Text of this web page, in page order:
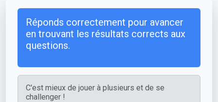
Réponds correctement pour avancer
en trouvant les résultats corrects aux
questions.
C'est mieux de jouer à plusieurs et de se
challenger !